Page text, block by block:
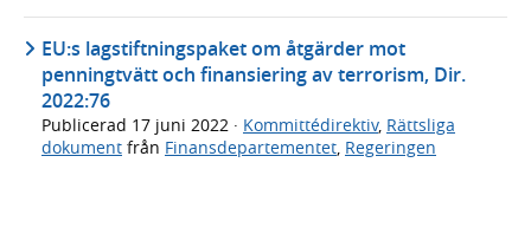
EU:s lagstiftningspaket om åtgärder mot
penningtvätt och finansiering av terrorism, Dir.
2022:76
Publicerad 17 juni 2022 · Kommittédirektiv, Rättsliga
dokument från Finansdepartementet, Regeringen